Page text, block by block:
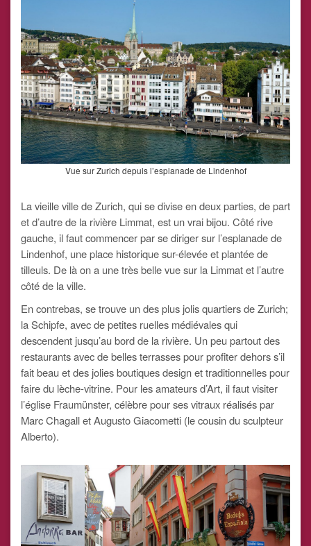
Vue sur Zurich depuis l’esplanade de Lindenhof
La vieille ville de Zurich, qui se divise en deux parties, de part
et d’autre de la rivière Limmat, est un vrai bijou. Côté rive
gauche, il faut commencer par se diriger sur l’esplanade de
Lindenhof, une place historique sur-élevée et plantée de
tilleuls. De là on a une très belle vue sur la Limmat et l’autre
côté de la ville.
En contrebas, se trouve un des plus jolis quartiers de Zurich;
la Schipfe, avec de petites ruelles médiévales qui
descendent jusqu’au bord de la rivière. Un peu partout des
restaurants avec de belles terrasses pour profiter dehors s’il
fait beau et des jolies boutiques design et traditionnelles pour
faire du lèche-vitrine. Pour les amateurs d’Art, il faut visiter
l’église Fraumünster, célèbre pour ses vitraux réalisés par
Marc Chagall et Augusto Giacometti (le cousin du sculpteur
Alberto).